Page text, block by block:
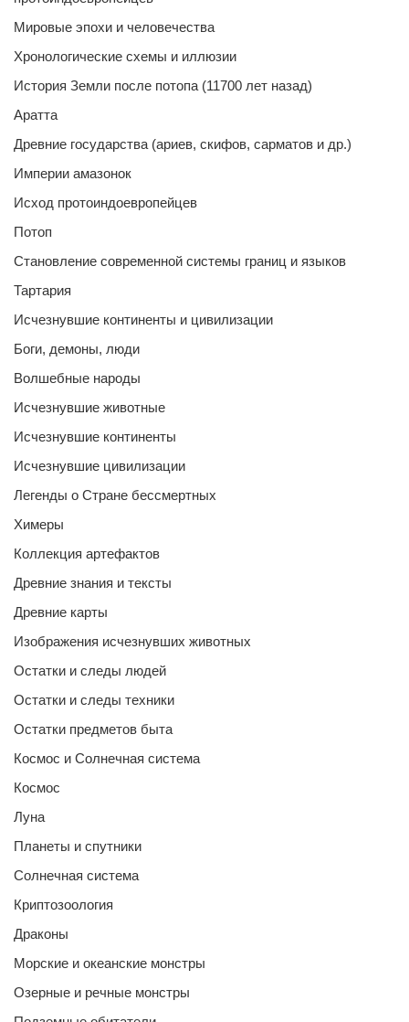
Мировые эпохи и человечества
Хронологические схемы и иллюзии
История Земли после потопа (11700 лет назад)
Аратта
Древние государства (ариев, скифов, сарматов и др.)
Империи амазонок
Исход протоиндоевропейцев
Потоп
Становление современной системы границ и языков
Тартария
Исчезнувшие континенты и цивилизации
Боги, демоны, люди
Волшебные народы
Исчезнувшие животные
Исчезнувшие континенты
Исчезнувшие цивилизации
Легенды о Стране бессмертных
Химеры
Коллекция артефактов
Древние знания и тексты
Древние карты
Изображения исчезнувших животных
Остатки и следы людей
Остатки и следы техники
Остатки предметов быта
Космос и Солнечная система
Космос
Луна
Планеты и спутники
Солнечная система
Криптозоология
Драконы
Морские и океанские монстры
Озерные и речные монстры